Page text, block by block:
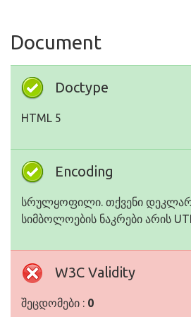
Document
Doctype
HTML 5
Encoding
სრულყოფილი. თქვენი
სიმბოლოების ნაკრები არის
W3C Validity
შეცდომები : 0